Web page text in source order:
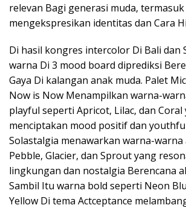
relevan Bagi generasi muda,
mengekspresikan identitas dan Cara
Di hasil kongres intercolor Di Bali dan
warna Di 3 mood board diprediksi
Gaya Di kalangan anak muda. Palet
Now is Now Menampilkan warna-
playful seperti Apricot, Lilac, dan Coral
menciptakan mood positif dan
Solastalgia menawarkan warna-warna
Pebble, Glacier, dan Sprout yang
lingkungan dan nostalgia Berencana
Sambil Itu warna bold seperti Neon
Yellow Di tema Actceptance